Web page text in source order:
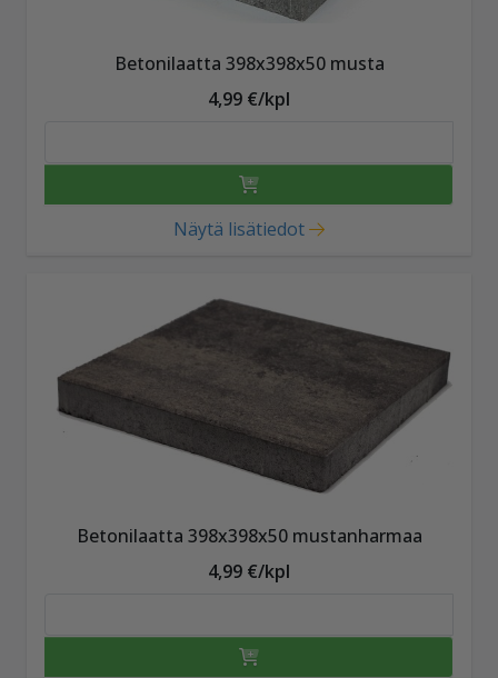
Betonilaatta 398x398x50 musta
4,99 €/kpl
Näytä lisätiedot
Betonilaatta 398x398x50 mustanharmaa
4,99 €/kpl